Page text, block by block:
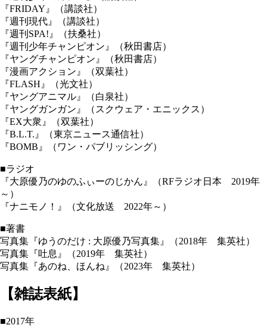
『FRIDAY』（講談社）
『週刊現代』（講談社）
『週刊SPA!』（扶桑社）
『週刊少年チャンピオン』（秋田書店）
『ヤングチャンピオン』（秋田書店）
『漫画アクション』（双葉社）
『FLASH』（光文社）
『ヤングアニマル』（白泉社）
『ヤングガンガン』（スクウェア・エニックス）
『EX大衆』（双葉社）
『B.L.T.』（東京ニュース通信社）
『BOMB』（ワン・パブリッシング）
■ラジオ
『大原優乃のゆのふぃーのじかん』（RFラジオ日本 2019年
～）
『ナニモノ！』（文化放送 2022年～）
■著書
写真集『ゆうのだけ : 大原優乃写真集』（2018年 集英社）
写真集『吐息』（2019年 集英社）
写真集『あのね、ほんね』（2023年 集英社）
【雑誌表紙】
■2017年